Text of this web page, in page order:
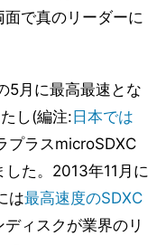
面で真のリーダーに
5月に最高最速とな
し(編注: 日本では
プラスmicroSDXC
た。2013年11月に
は最高速度のSDXC
ィスクが業界のリ